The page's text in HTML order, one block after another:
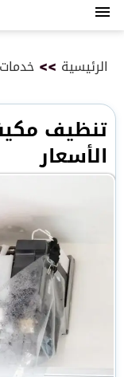
القائمة
الرئيسية >>
تنظيف
الأسعار